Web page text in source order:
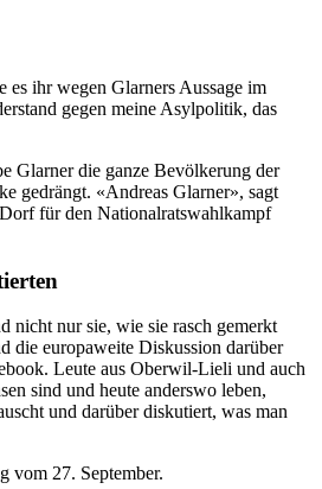
es ihr wegen Glarners Aussage im
gegen meine Asylpolitik, das
Glarner die ganze Bevölkerung der
gedrängt. «Andreas Glarner», sagt
für den Nationalratswahlkampf
nicht nur sie, wie sie rasch gemerkt
die europaweite Diskussion darüber
Leute aus Oberwil-Lieli und auch
sind und heute anderswo leben,
und darüber diskutiert, was man
vom 27. September.